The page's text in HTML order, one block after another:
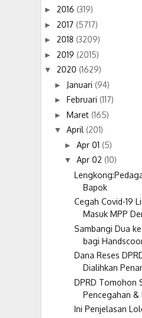
► 2016 (319)
► 2017 (5717)
► 2018 (3209)
► 2019 (2015)
▼ 2020 (1629)
► Januari (94)
► Februari (117)
► Maret (165)
▼ April (201)
► Apr 01 (5)
▼ Apr 02 (10)
Bapok
Cegah Covid-19
Masuk MPP
Sambangi Dua
bagi
Dana Reses
Dialihkan
DPRD Tomohon
Pencegahan &
Ini Penjelasan